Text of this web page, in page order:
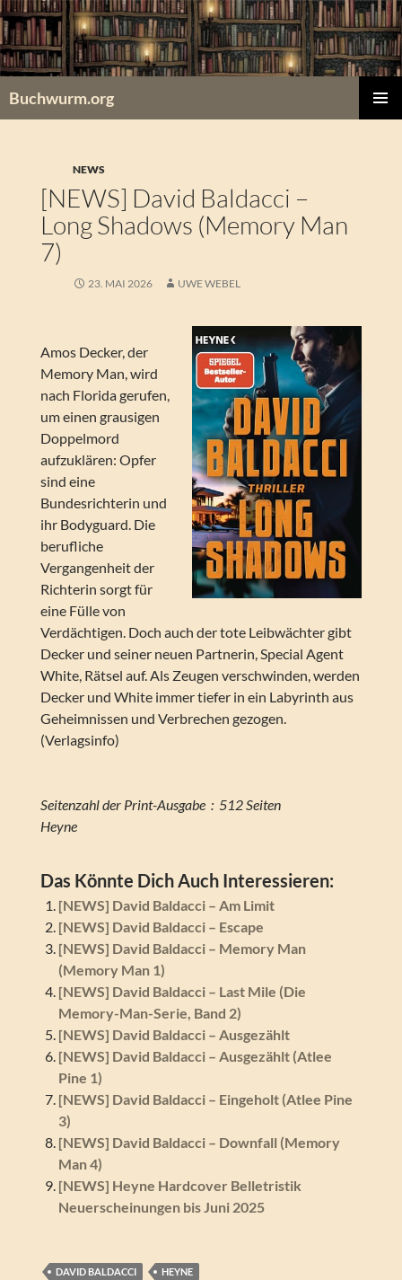
Zum
Inhalt
springen
Buchwurm.org
NEWS
[NEWS] David Baldacci –
Long Shadows (Memory Man
7)
23. MAI 2026 UWE WEBEL
Amos Decker, der
Memory Man, wird
nach Florida gerufen,
um einen grausigen
Doppelmord
aufzuklären: Opfer
sind eine
Bundesrichterin und
ihr Bodyguard. Die
berufliche
Vergangenheit der
Richterin sorgt für
eine Fülle von
Verdächtigen. Doch auch der tote Leibwächter gibt
Decker und seiner neuen Partnerin, Special Agent
White, Rätsel auf. Als Zeugen verschwinden, werden
Decker und White immer tiefer in ein Labyrinth aus
Geheimnissen und Verbrechen gezogen.
(Verlagsinfo)
Seitenzahl der Print-Ausgabe ‏ : ‎ 512 Seiten
Heyne
Das Könnte Dich Auch Interessieren:
[NEWS] David Baldacci – Am Limit
[NEWS] David Baldacci – Escape
[NEWS] David Baldacci – Memory Man
(Memory Man 1)
[NEWS] David Baldacci – Last Mile (Die
Memory-Man-Serie, Band 2)
[NEWS] David Baldacci – Ausgezählt
[NEWS] David Baldacci – Ausgezählt (Atlee
Pine 1)
[NEWS] David Baldacci – Eingeholt (Atlee Pine
3)
[NEWS] David Baldacci – Downfall (Memory
Man 4)
[NEWS] Heyne Hardcover Belletristik
Neuerscheinungen bis Juni 2025
DAVID BALDACCI HEYNE